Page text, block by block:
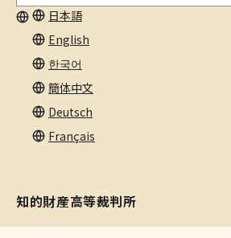
日本語
English
한국어
簡体中文
Deutsch
Français
内
検
索
知的財産高等裁判所